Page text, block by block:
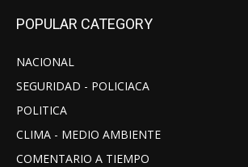
POPULAR CATEGORY
NACIONAL
SEGURIDAD - POLICIACA
POLITICA
CLIMA - MEDIO AMBIENTE
COMENTARIO A TIEMPO